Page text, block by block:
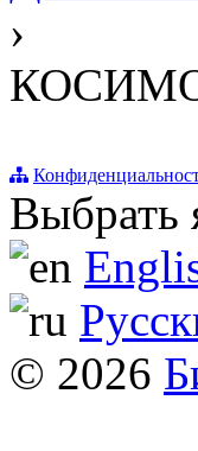
›
Выбрать
© 2026